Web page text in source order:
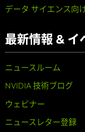
データ サイエンス向
最新情報 & イ
ニュースルーム
NVIDIA 技術ブログ
ウェビナー
ニュースレター登録